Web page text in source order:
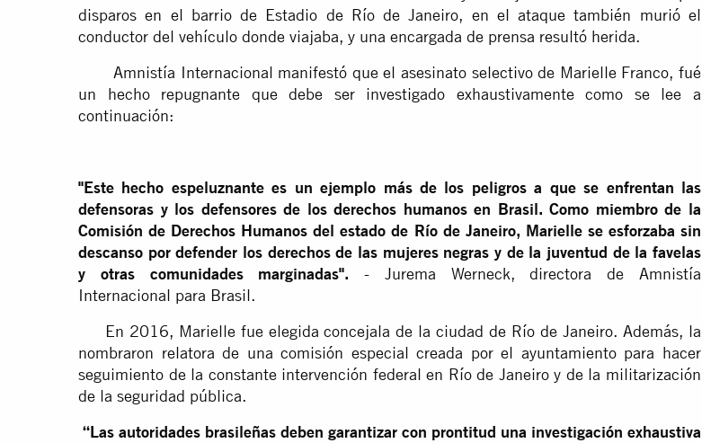
disparos en el barrio de Estadio de Río de Janeiro, en el ataque también murió el
conductor del vehículo donde viajaba, y una encargada de prensa resultó herida.
Amnistía Internacional manifestó que el asesinato selectivo de Marielle Franco, fué
un hecho repugnante que debe ser investigado exhaustivamente como se lee a
continuación:
"Este hecho espeluznante es un ejemplo más de los peligros a que se enfrentan las
defensoras y los defensores de los derechos humanos en Brasil. Como miembro de la
Comisión de Derechos Humanos del estado de Río de Janeiro, Marielle se esforzaba sin
descanso por defender los derechos de las mujeres negras y de la juventud de la favelas
y otras comunidades marginadas". - Jurema Werneck, directora de Amnistía
Internacional para Brasil.
En 2016, Marielle fue elegida concejala de la ciudad de Río de Janeiro. Además, la
nombraron relatora de una comisión especial creada por el ayuntamiento para hacer
seguimiento de la constante intervención federal en Río de Janeiro y de la militarización
de la seguridad pública.
“Las autoridades brasileñas deben garantizar con prontitud una investigación exhaustiva